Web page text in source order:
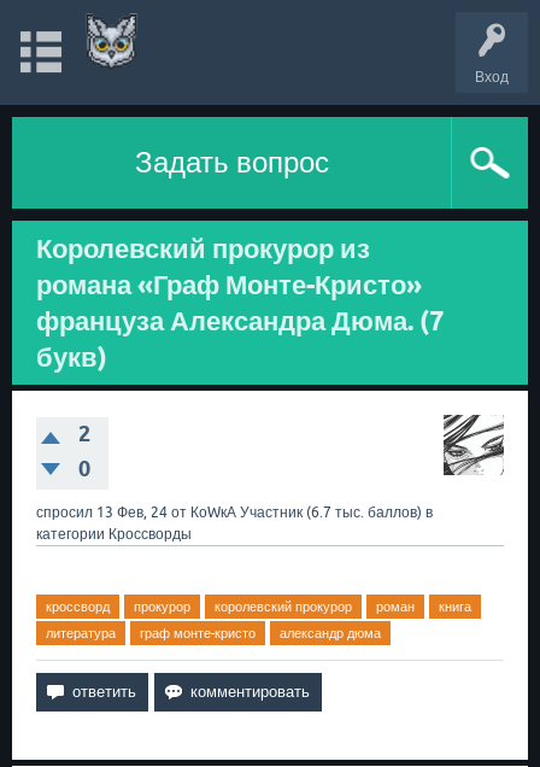
Вход
Задать вопрос
Королевский прокурор из
романа «Граф Монте-Кристо»
француза Александра Дюма. (7
букв)
2
0
спросил 13 Фев, 24 от КоWкА Участник (6.7 тыс. баллов) в
категории Кроссворды
кроссворд прокурор королевский прокурор роман
книга
литература
граф монте-кристо александр дюма